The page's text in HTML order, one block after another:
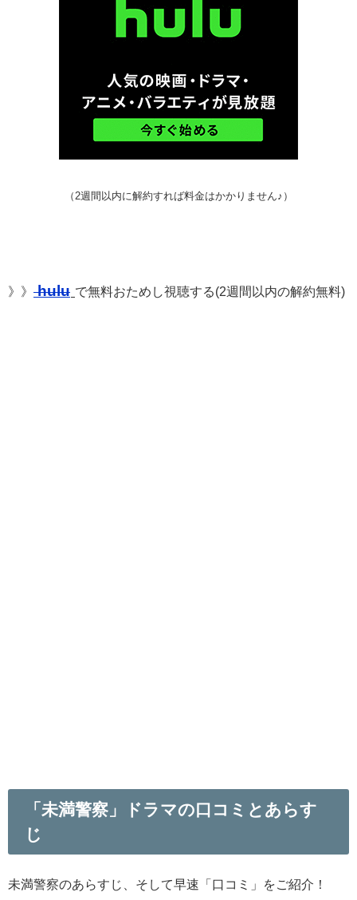
（2週間以内に解約すれば料金はかかりません♪）
》》 hulu で無料おためし視聴する(2週間以内の解約無料)
「未満警察」ドラマの口コミとあらす
じ
未満警察のあらすじ、そして早速「口コミ」をご紹介！